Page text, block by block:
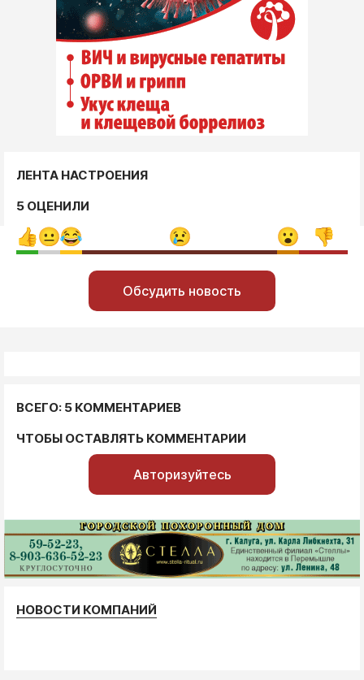
ЛЕНТА НАСТРОЕНИЯ
5 ОЦЕНИЛИ
Обсудить новость
ВСЕГО: 5 КОММЕНТАРИЕВ
ЧТОБЫ ОСТАВЛЯТЬ КОММЕНТАРИИ
Авторизуйтесь
НОВОСТИ КОМПАНИЙ